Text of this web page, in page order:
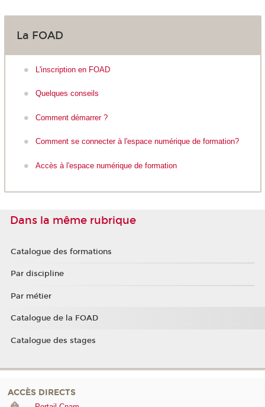
La FOAD
L'inscription en FOAD
Quelques conseils
Comment démarrer ?
Comment se connecter à l'espace numérique de formation?
Accès à l'espace numérique de formation
Dans la même rubrique
Catalogue des formations
Par discipline
Par métier
Catalogue de la FOAD
Catalogue des stages
ACCÈS DIRECTS